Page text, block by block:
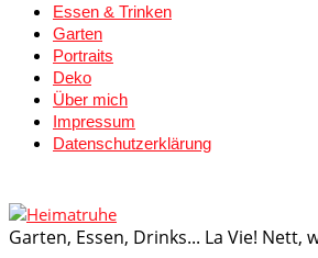
Essen & Trinken
Garten
Portraits
Deko
Über mich
Impressum
Datenschutzerklärung
Garten, Essen, Drinks... La Vie! Nett,